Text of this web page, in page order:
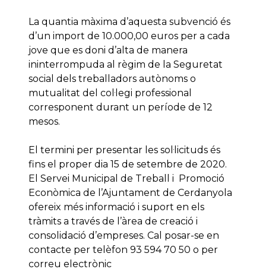
La quantia màxima d’aquesta subvenció és
d’un import de 10.000,00 euros per a cada
jove que es doni d’alta de manera
ininterrompuda al règim de la Seguretat
social dels treballadors autònoms o
mutualitat del col·legi professional
corresponent durant un període de 12
mesos.
El termini per presentar les sol·licituds és
fins el proper dia 15 de setembre de 2020.
El Servei Municipal de Treball i Promoció
Econòmica de l’Ajuntament de Cerdanyola
ofereix més informació i suport en els
tràmits a través de l’àrea de creació i
consolidació d’empreses. Cal posar-se en
contacte per telèfon 93 594 70 50 o per
correu electrònic